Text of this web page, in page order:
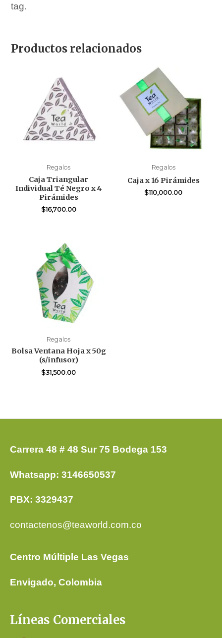
tag.
Productos relacionados
Regalos
Caja Triangular
Individual Té Negro x 4
Pirámides
$16,700.00
Regalos
Caja x 16 Pirámides
$110,000.00
Regalos
Bolsa Ventana Hoja x 50g
(s/infusor)
$31,500.00
Carrera 48 # 48 Sur 75 Bodega 153
Whatsapp: 3146650537
PBX: 3329437
contactenos@teaworld.com.co
Centro Múltiple Las Vegas
Envigado, Colombia
Líneas Comerciales